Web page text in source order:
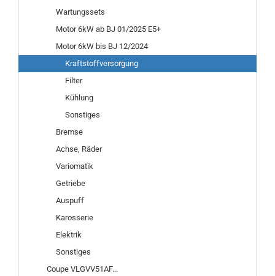
Wartungssets
Motor 6kW ab BJ 01/2025 E5+
Motor 6kW bis BJ 12/2024
Kraftstoffversorgung
Filter
Kühlung
Sonstiges
Bremse
Achse, Räder
Variomatik
Getriebe
Auspuff
Karosserie
Elektrik
Sonstiges
Coupe VLGVV51AF...